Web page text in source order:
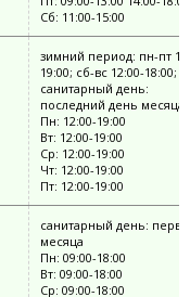
Сб: 11:00-15:00
зимний период: пн-пт
19:00; сб-вс 12:00-18:00;
санитарный день:
последний день месяца
Пн: 12:00-19:00
Вт: 12:00-19:00
Ср: 12:00-19:00
Чт: 12:00-19:00
Пт: 12:00-19:00
санитарный день:
месяца
Пн: 09:00-18:00
Вт: 09:00-18:00
Ср: 09:00-18:00